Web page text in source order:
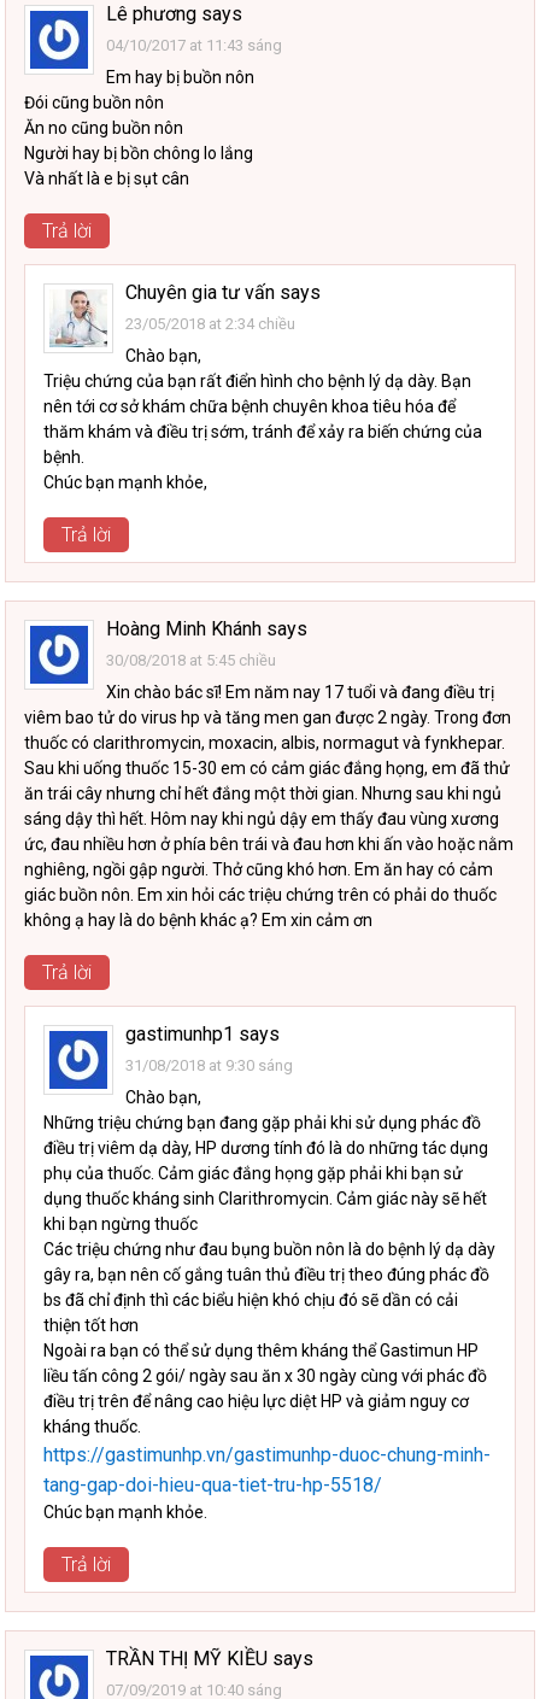
Lê phương says
04/10/2017 at 11:43 sáng
Em hay bị buồn nôn
Đói cũng buồn nôn
Ăn no cũng buồn nôn
Người hay bị bồn chông lo lắng
Và nhất là e bị sụt cân
Trả lời
Chuyên gia tư vấn says
23/05/2018 at 2:34 chiều
Chào bạn,
Triệu chứng của bạn rất điển hình cho bệnh lý dạ dày. Bạn
nên tới cơ sở khám chữa bệnh chuyên khoa tiêu hóa để
thăm khám và điều trị sớm, tránh để xảy ra biến chứng của
bệnh.
Chúc bạn mạnh khỏe,
Trả lời
Hoàng Minh Khánh says
30/08/2018 at 5:45 chiều
Xin chào bác sĩ! Em năm nay 17 tuổi và đang điều trị
viêm bao tử do virus hp và tăng men gan được 2 ngày. Trong đơn
thuốc có clarithromycin, moxacin, albis, normagut và fynkhepar.
Sau khi uống thuốc 15-30 em có cảm giác đắng họng, em đã thử
ăn trái cây nhưng chỉ hết đắng một thời gian. Nhưng sau khi ngủ
sáng dậy thì hết. Hôm nay khi ngủ dậy em thấy đau vùng xương
ức, đau nhiều hơn ở phía bên trái và đau hơn khi ấn vào hoặc nằm
nghiêng, ngồi gập người. Thở cũng khó hơn. Em ăn hay có cảm
giác buồn nôn. Em xin hỏi các triệu chứng trên có phải do thuốc
không ạ hay là do bệnh khác ạ? Em xin cảm ơn
Trả lời
gastimunhp1 says
31/08/2018 at 9:30 sáng
Chào bạn,
Những triệu chứng bạn đang gặp phải khi sử dụng phác đồ
điều trị viêm dạ dày, HP dương tính đó là do những tác dụng
phụ của thuốc. Cảm giác đắng họng gặp phải khi bạn sử
dụng thuốc kháng sinh Clarithromycin. Cảm giác này sẽ hết
khi bạn ngừng thuốc
Các triệu chứng như đau bụng buồn nôn là do bệnh lý dạ dày
gây ra, bạn nên cố gắng tuân thủ điều trị theo đúng phác đồ
bs đã chỉ định thì các biểu hiện khó chịu đó sẽ dần có cải
thiện tốt hơn
Ngoài ra bạn có thể sử dụng thêm kháng thể Gastimun HP
liều tấn công 2 gói/ ngày sau ăn x 30 ngày cùng với phác đồ
điều trị trên để nâng cao hiệu lực diệt HP và giảm nguy cơ
kháng thuốc.
https://gastimunhp.vn/gastimunhp-duoc-chung-minh-
tang-gap-doi-hieu-qua-tiet-tru-hp-5518/
Chúc bạn mạnh khỏe.
Trả lời
TRẦN THỊ MỸ KIỀU says
07/09/2019 at 10:40 sáng